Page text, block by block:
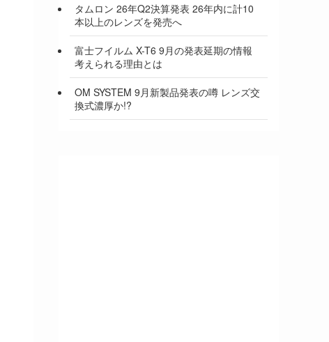
タムロン 26年Q2決算発表 26年内に計10
本以上のレンズを発売へ
富士フイルム X-T6 9月の発表延期の情報
考えられる理由とは
OM SYSTEM 9月新製品発表の噂 レンズ交
換式濃厚か!?